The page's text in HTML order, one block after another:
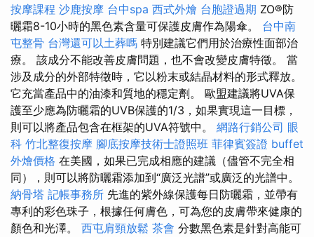
按摩課程 沙鹿按摩 台中spa 西式外燴 台胞證過期 ZO®防
曬霜8-10小時的黑色素含量可保護皮膚作為陽傘。 台中南
屯整骨 台灣還可以土葬嗎 特別建議它們用於治療性面部治
療。 該成分不能改善皮膚問題，也不會改變皮膚特徵。 當
涉及成分的外部特徵時，它以粉末或結晶材料的形式釋放。
它充當產品中的油漆和質地的穩定劑。 歐盟建議將UVA保
護至少應為防曬霜的UVB保護的1/3，如果實現這一目標，
則可以將產品包含在框架的UVA符號中。 網路行銷公司 眼
科 竹北整復按摩 腳底按摩技術士證照班 菲律賓簽證 buffet
外燴價格 在美國，如果已完成相應的建議（儘管不完全相
同），則可以將防曬霜添加到“廣泛光譜”或廣泛的光譜中。
納骨塔 記帳事務所 先進的紫外線保護每日防曬霜，並帶有
專利的彩色珠子，根據任何膚色，可為您的皮膚帶來健康的
顏色和光澤。 西屯肩頸放鬆 茶會 分數黑色素是針對高能可